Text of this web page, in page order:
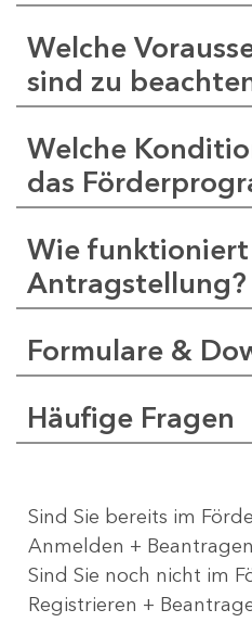
Welche
sind zu
Welche
das
Wie
Antragstellung?
Formulare &
Häufige Fragen
Sind Sie bereits im
Anmelden + Beantragen
Sind Sie noch nicht im
Registrieren +